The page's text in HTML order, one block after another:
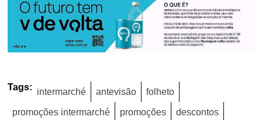
Tags: intermarché antevisão folheto
promoções intermarché promoções descontos